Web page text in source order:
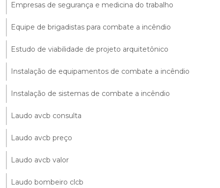
Empresas de segurança e medicina do trabalho
Equipe de brigadistas para combate a incêndio
Estudo de viabilidade de projeto arquitetônico
Instalação de equipamentos de combate a incêndio
Instalação de sistemas de combate a incêndio
Laudo avcb consulta
Laudo avcb preço
Laudo avcb valor
Laudo bombeiro clcb